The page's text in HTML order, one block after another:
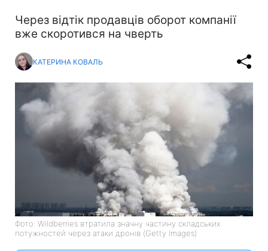
Через відтік продавців оборот компанії
вже скоротився на чверть
КАТЕРИНА КОВАЛЬ
Фото: Wildberries втратила значну частину складських
потужностей через атаки дронів (Getty Images)